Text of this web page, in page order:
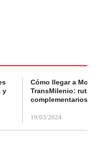
y
Cómo llegar a
TransMilenio:
complementarios
19/03/2024